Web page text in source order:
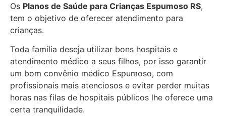
Os Planos de Saúde para Crianças Espumoso RS,
tem o objetivo de oferecer atendimento para
crianças.
Toda família deseja utilizar bons hospitais e
atendimento médico a seus filhos, por isso garantir
um bom convênio médico Espumoso, com
profissionais mais atenciosos e evitar perder muitas
horas nas filas de hospitais públicos lhe oferece uma
certa tranquilidade.